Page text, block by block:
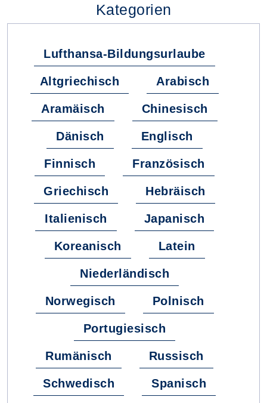
Kategorien
Lufthansa-Bildungsurlaube
Altgriechisch Arabisch
Aramäisch Chinesisch
Dänisch Englisch
Finnisch Französisch
Griechisch Hebräisch
Italienisch Japanisch
Koreanisch Latein
Niederländisch
Norwegisch Polnisch
Portugiesisch
Rumänisch Russisch
Schwedisch Spanisch